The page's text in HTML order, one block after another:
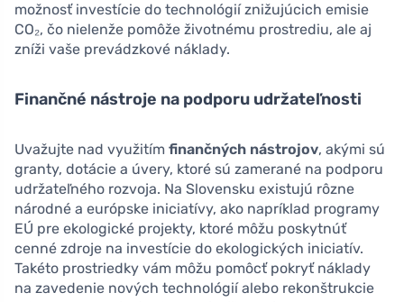
možnosť investície do technológií znižujúcich emisie
CO₂, čo nielenže pomôže životnému prostrediu, ale aj
zníži vaše prevádzkové náklady.
Finančné nástroje na podporu udržateľnosti
Uvažujte nad využitím finančných nástrojov, akými sú
granty, dotácie a úvery, ktoré sú zamerané na podporu
udržateľného rozvoja. Na Slovensku existujú rôzne
národné a európske iniciatívy, ako napríklad programy
EÚ pre ekologické projekty, ktoré môžu poskytnúť
cenné zdroje na investície do ekologických iniciatív.
Takéto prostriedky vám môžu pomôcť pokryť náklady
na zavedenie nových technológií alebo rekonštrukcie